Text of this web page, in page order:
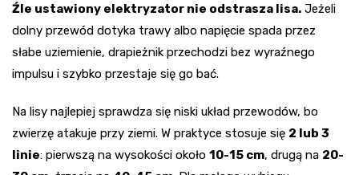
Źle ustawiony elektryzator nie odstrasza lisa. Jeżeli
dolny przewód dotyka trawy albo napięcie spada przez
słabe uziemienie, drapieżnik przechodzi bez wyraźnego
impulsu i szybko przestaje się go bać.
Na lisy najlepiej sprawdza się niski układ przewodów, bo
zwierzę atakuje przy ziemi. W praktyce stosuje się 2 lub 3
linie: pierwszą na wysokości około 10-15 cm, drugą na 20-